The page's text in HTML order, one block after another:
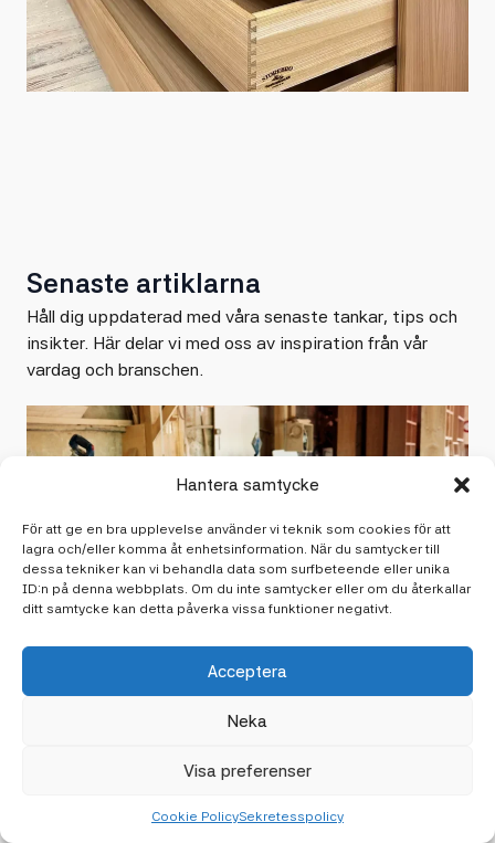
Hantera samtycke
För att ge en bra upplevelse använder vi teknik som cookies för att
lagra och/eller komma åt enhetsinformation. När du samtycker till
dessa tekniker kan vi behandla data som surfbeteende eller unika
ID:n på denna webbplats. Om du inte samtycker eller om du återkallar
ditt samtycke kan detta påverka vissa funktioner negativt.
Acceptera
Neka
Visa preferenser
Cookie PolicySekretesspolicy
Senaste artiklarna
Håll dig uppdaterad med våra senaste tankar, tips och
insikter. Här delar vi med oss av inspiration från vår
vardag och branschen.
Vanliga misstag vid platsbyggda
Undvik vanliga misstag vid platsbyggda garderober som kan